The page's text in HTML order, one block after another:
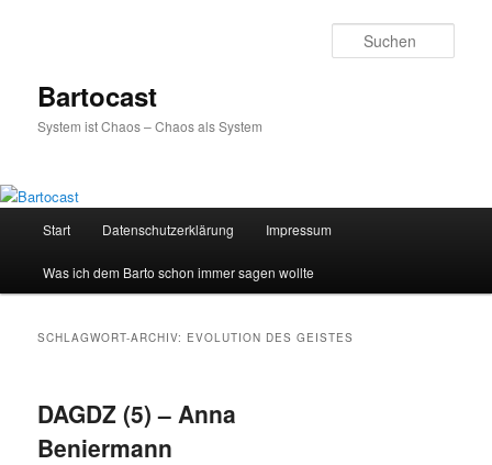
Bartocast
System ist Chaos – Chaos als System
Start Datenschutzerklärung Impressum
Was ich dem Barto schon immer sagen wollte
SCHLAGWORT-ARCHIV: EVOLUTION DES GEISTES
DAGDZ (5) – Anna
Beniermann